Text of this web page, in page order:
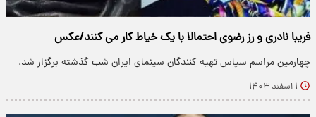
فریبا نادری و رز رضوی احتمالا با یک خیاط کار می کنند/عکس
چهارمین مراسم سپاس تهیه کنندگان سینمای ایران شب گذشته برگزار شد.
۱ اسفند ۱۴۰۳